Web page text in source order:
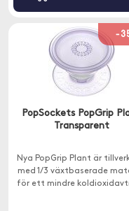
-
PopSockets PopGrip
Transparent
Nya PopGrip Plant är
med 1/3 växtbaserade
för ett mindre